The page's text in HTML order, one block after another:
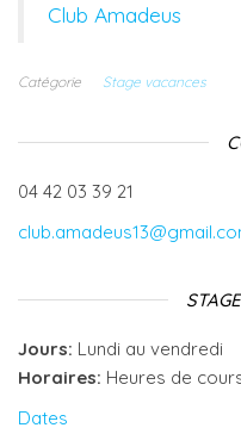
Club Amadeus
Catégorie Stage vacances
04 42 03 39 21
Jours: Lundi au vendredi
Horaires: Heures de
Dates